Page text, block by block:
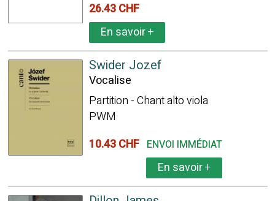
26.43 CHF
En savoir+
Swider Jozef
Vocalise
Partition - Chant alto viola
PWM
10.43 CHF ENVOI IMMÉDIAT
En savoir+